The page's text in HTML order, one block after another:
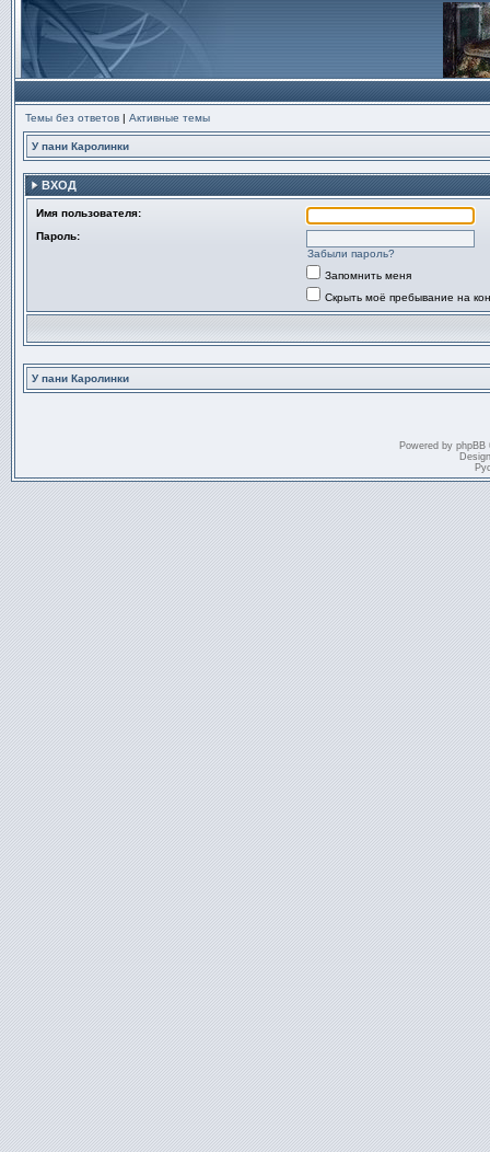
Темы без ответов | Активные темы
У пани Каролинки
ВХОД
Имя пользователя:
Пароль:
Забыли пароль?
Запомнить меня
Скрыть моё пребывание на
У пани Каролинки
Powered by phpBB